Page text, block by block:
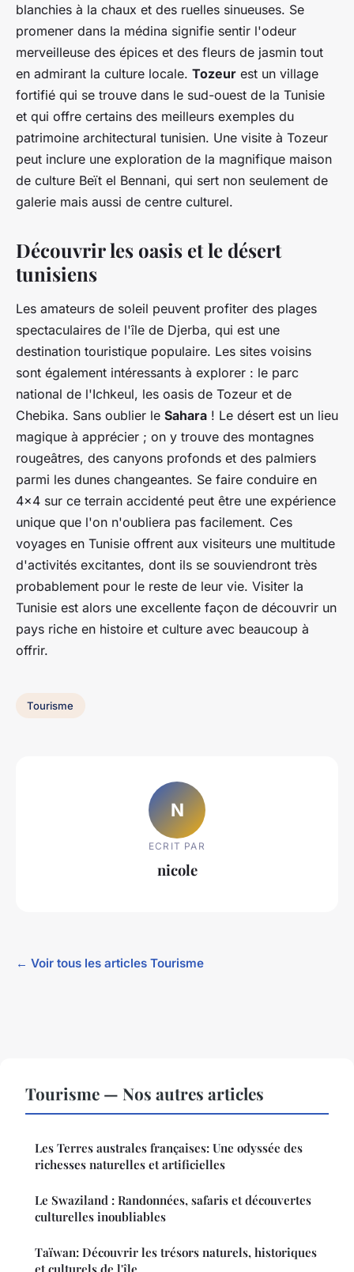
blanchies à la chaux et des ruelles sinueuses. Se
promener dans la médina signifie sentir l'odeur
merveilleuse des épices et des fleurs de jasmin tout
en admirant la culture locale. Tozeur est un village
fortifié qui se trouve dans le sud-ouest de la Tunisie
et qui offre certains des meilleurs exemples du
patrimoine architectural tunisien. Une visite à Tozeur
peut inclure une exploration de la magnifique maison
de culture Beït el Bennani, qui sert non seulement de
galerie mais aussi de centre culturel.
Découvrir les oasis et le désert
tunisiens
Les amateurs de soleil peuvent profiter des plages
spectaculaires de l'île de Djerba, qui est une
destination touristique populaire. Les sites voisins
sont également intéressants à explorer : le parc
national de l'Ichkeul, les oasis de Tozeur et de
Chebika. Sans oublier le Sahara ! Le désert est un lieu
magique à apprécier ; on y trouve des montagnes
rougeâtres, des canyons profonds et des palmiers
parmi les dunes changeantes. Se faire conduire en
4x4 sur ce terrain accidenté peut être une expérience
unique que l'on n'oubliera pas facilement. Ces
voyages en Tunisie offrent aux visiteurs une multitude
d'activités excitantes, dont ils se souviendront très
probablement pour le reste de leur vie. Visiter la
Tunisie est alors une excellente façon de découvrir un
pays riche en histoire et culture avec beaucoup à
offrir.
Tourisme
N
ECRIT PAR
nicole
← Voir tous les articles Tourisme
Tourisme — Nos autres articles
Les Terres australes françaises: Une odyssée des
richesses naturelles et artificielles
Le Swaziland : Randonnées, safaris et découvertes
culturelles inoubliables
Taïwan: Découvrir les trésors naturels, historiques
et culturels de l'île